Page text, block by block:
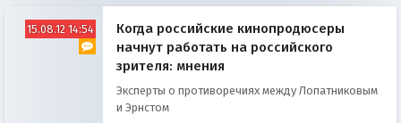
15.08.12 14:54
Когда российские кинопродюсеры
начнут работать на российского
зрителя: мнения
Эксперты о противоречиях между Лопатниковым
и Эрнстом